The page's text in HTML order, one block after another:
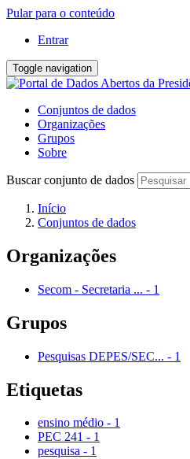
Pular para o conteúdo
Entrar
Toggle navigation
Conjuntos de dados
Organizações
Grupos
Sobre
Buscar conjunto de dados
Início
Conjuntos de dados
Organizações
Secom - Secretaria ... - 1
Grupos
Pesquisas DEPES/SEC... - 1
Etiquetas
ensino médio - 1
PEC 241 - 1
pesquisa - 1